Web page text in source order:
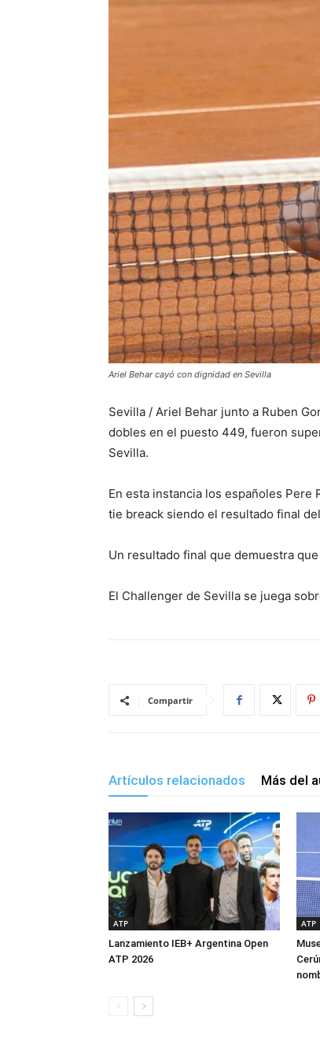
Ariel Behar cayó con dignidad en Sevilla
Sevilla / Ariel Behar junto a Ruben
dobles en el puesto 449, fueron
Sevilla.
En esta instancia los españoles
tie breack siendo el resultado final
Un resultado final que demuestra
El Challenger de Sevilla se juega
Compartir
Artículos relacionados Más del
ATP
Lanzamiento IEB+ Argentina Open
ATP 2026
ATP